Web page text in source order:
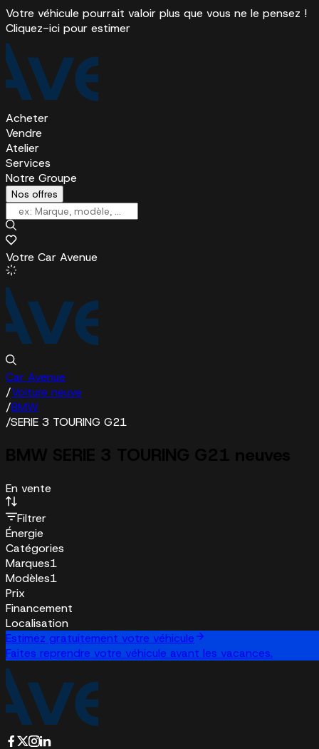
Votre véhicule pourrait valoir plus que vous ne le pensez !
Cliquez-ici pour estimer
Acheter
Vendre
Atelier
Services
Notre Groupe
Nos offres
Votre Car Avenue
Car Avenue
/Voiture neuve
/BMW
/SERIE 3 TOURING G21
En vente
Filtrer
Énergie
Catégories
Marques1
Modèles1
Prix
Financement
Localisation
Estimez gratuitement votre véhicule
Faites reprendre votre véhicule avant les vacances.